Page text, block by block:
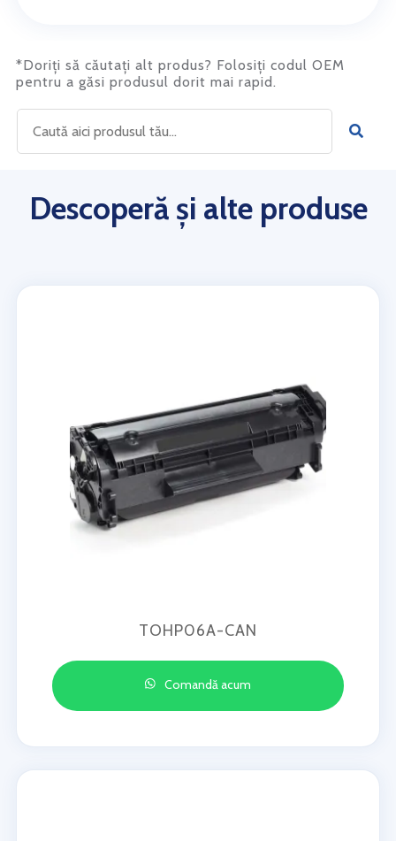
*Doriți să căutați alt produs? Folosiți codul OEM
pentru a găsi produsul dorit mai rapid.
Descoperă și alte produse
TOHP06A-CAN
Comandă acum